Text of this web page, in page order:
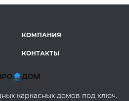
КОМПАНИЯ
КОНТАКТЫ
каркасных домов под ключ.